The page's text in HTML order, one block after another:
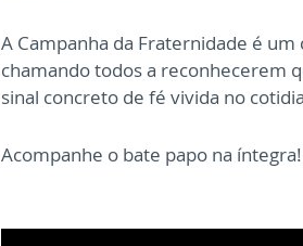
A Campanha da Fraternidade é
chamando todos a reconhecerem
sinal concreto de fé vivida no
Acompanhe o bate papo na íntegra!